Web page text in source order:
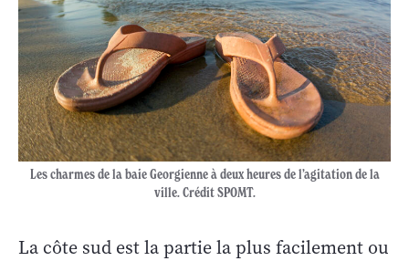
Les charmes de la baie Georgienne à deux heures de l’agitation de la
ville. Crédit SPOMT.
La côte sud est la partie la plus facilement ou